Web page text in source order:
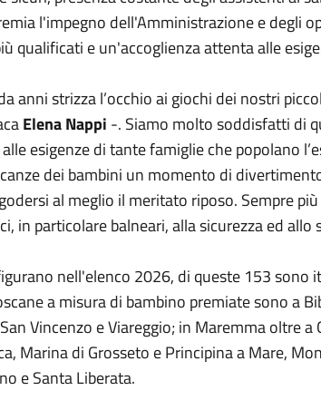
l'impegno dell'Amministrazione e degli
qualificati e un'accoglienza attenta alle
anni strizza l’occhio ai giochi dei nostri
Elena Nappi -. Siamo molto soddisfatti di
esigenze di tante famiglie che popolano
dei bambini un momento di
al meglio il meritato riposo. Sempre
in particolare balneari, alla sicurezza ed allo
nell'elenco 2026, di queste 153 sono
a misura di bambino premiate sono a
Vincenzo e Viareggio; in Maremma oltre a
Marina di Grosseto e Principina a Mare,
e Santa Liberata.